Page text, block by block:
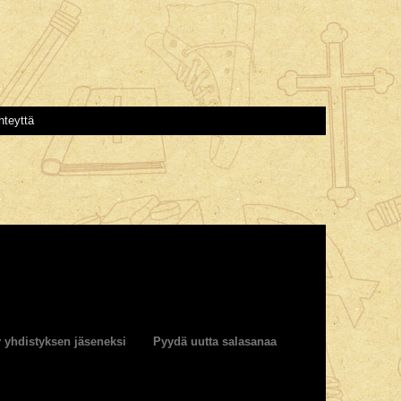
yhdistyksen jäseneksi Pyydä uutta salasanaa